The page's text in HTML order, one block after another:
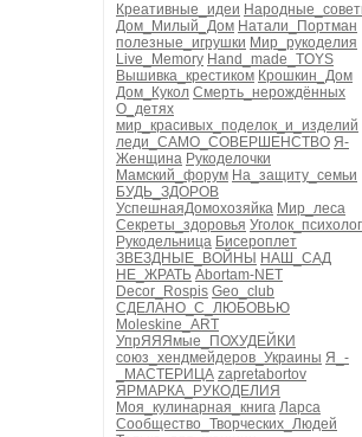
Креативные_идеи
Дом_Милый_Дом Натали_Портман
полезные_игрушки Мир_рукоделия
Live_Memory Hand_made_TOYS
Вышивка_крестиком Крошкин_Дом
Дом_Кукол Смерть_нерождённых
О_детях
мир_красивых_поделок_и_изделий
леди_САМО_СОВЕРШЕНСТВО Я-
Женщина Рукоделочки
Мамский_форум На_защиту_семьи
БУДЬ_ЗДОРОВ
УспешнаяДомохозяйка Мир_леса
Секреты_здоровья
Рукодельница Бисероплет
ЗВЕЗДНЫЕ_ВОЙНЫ НАШ_САД
НЕ_ЖРАТЬ Abortam-NET
Decor_Rospis Geo_club
СДЕЛАНО_С_ЛЮБОВЬЮ
Moleskine_ART
УпрЯЯЯмые_ПОХУДЕЙКИ
союз_хендмейдеров_Украины Я_-
_МАСТЕРИЦА zapretabortov
ЯРМАРКА_РУКОДЕЛИЯ
Моя_кулинарная_книга Ларса
Сообщество_Творческих_Людей